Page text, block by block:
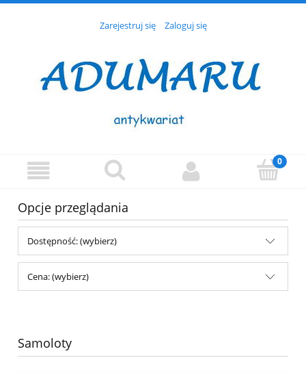
Zarejestruj się Zaloguj się
Opcje przeglądania
Dostępność: (wybierz)
Cena: (wybierz)
Samoloty